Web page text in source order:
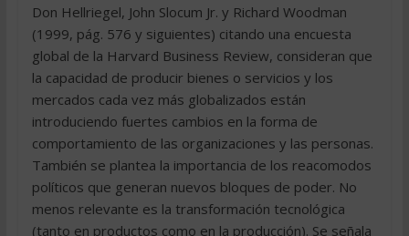
Don Hellriegel, John Slocum Jr. y Richard Woodman
(1999, pág. 576 y siguientes) citando una encuesta
global de la Harvard Business Review, consideran que
la capacidad de producir bienes o servicios y los
mercados cada vez más globalizados están
introduciendo fuertes cambios en la forma de
comportamiento de las organizaciones y las personas.
También se plantea la importancia de los reacomodos
políticos que generan nuevos bloques de poder. No
menos relevante es la transformación tecnológica
(tanto en productos como en la producción). Se señala